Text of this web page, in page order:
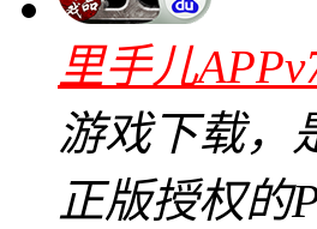
里手儿
游戏下载，
正版授权的